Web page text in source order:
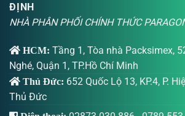
ĐỊNH
NHÀ PHÂN PHỐI CHÍNH THỨC
HCM: Tầng 1, Tòa nhà Packsimex,
Nghé, Quận 1, TP.Hồ Chí Minh
Thủ Đức: 652 Quốc Lộ 13, KP.4, P.
Thủ Đức